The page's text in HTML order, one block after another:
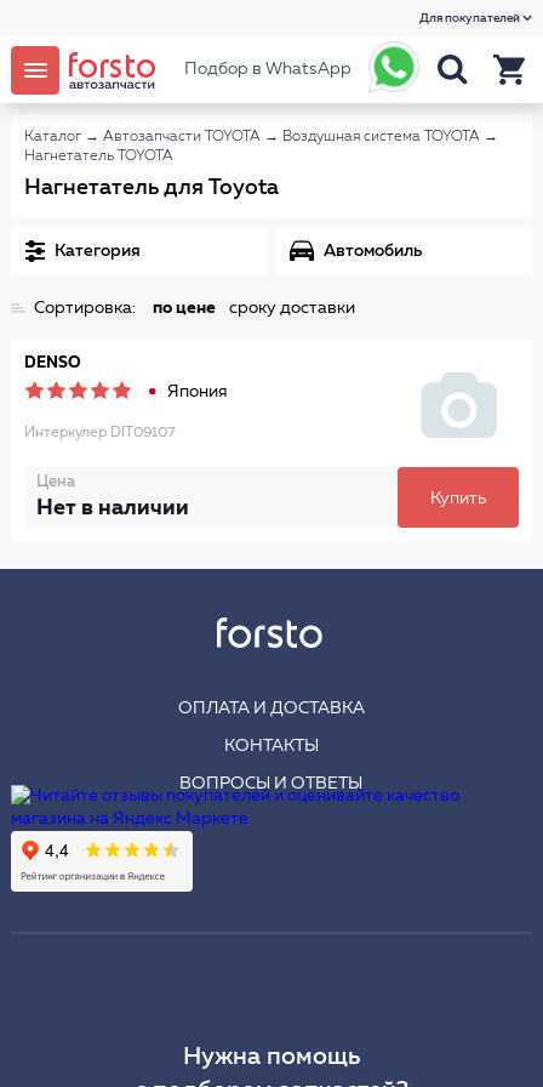
Для покупателей
Подбор в WhatsApp
Каталог → Автозапчасти TOYOTA → Воздушная система TOYOTA →
Нагнетатель TOYOTA
Нагнетатель для Toyota
Категория Автомобиль
Сортировка: по цене сроку доставки
DENSO
Япония
Интеркулер DIT09107
Цена
Нет в наличии Купить
ОПЛАТА И ДОСТАВКА
КОНТАКТЫ
ВОПРОСЫ И ОТВЕТЫ
Нужна помощь